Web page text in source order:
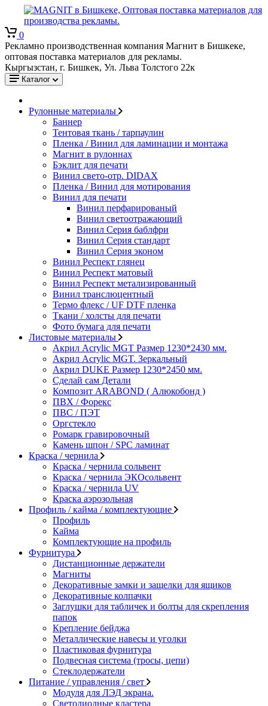
0
Рекламно производственная компания Магнит в Бишкеке,
оптовая поставка материалов для рекламы.
Кыргызстан, г. Бишкек, Ул. Льва Толстого 22к
Каталог
Рулонные материалы
Баннер
Тентовая ткань / тарпаулин
Пленка / Винил для ламинации и монтажа
Магнит в рулоннах
Бэклит для печати
Винил свето-отр. DIDAX
Пленка / Винил для мотирования
Винил для печати
Винил перфарированый
Винил светоотражающий
Винил Серия баблфри
Винил Серия стандарт
Винил Серия эконом
Винил Респект глянец
Винил Респект матовый
Винил Респект метализированный
Винил транслюцентный
Термо флекс / UF DTF пленка
Ткани / холсты для печати
Фото бумага для печати
Листовые материалы
Акрил Acrylic MGT Размер 1230*2430 мм.
Акрил Acrylic MGT. Зеркальный
Акрил DUKE Размер 1230*2450 мм.
Сделай сам Детали
Композит ARABOND ( Алюкобонд )
ПВХ / Форекс
ПВС / ПЭТ
Оргстекло
Ромарк гравировочный
Камень шпон / SPC ламинат
Краска / чернила
Краска / чернила сольвент
Краска / чернила ЭКОсольвент
Краска / чернила UV
Краска аэрозольная
Профиль / кайма / комплектующие
Профиль
Кайма
Комплектующие на профиль
Фурнитура
Дистанционные держатели
Магниты
Декоративные замки и защелки для ящиков
Декоративные колпачки
Заглушки для табличек и болты для скрепления
папок
Крепление бейджа
Металлические навесы и уголки
Пластиковая фурнитура
Подвесная система (тросы, цепи)
Стеклодержатели
Питание / управления / свет
Модуля для ЛЭД экрана.
Светодиодные кластера